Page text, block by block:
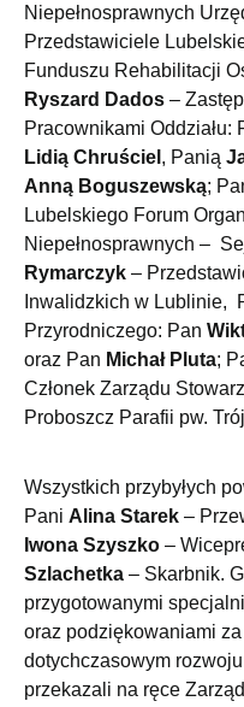
Niepełnosprawnych
Przedstawiciele
Funduszu Rehabilitacji
Ryszard Dados –
Pracownikami Oddziału:
Lidią Chruściel , Panią
Anną Boguszewską;
Lubelskiego Forum
Niepełnosprawnych –
Rymarczyk –
Inwalidzkich w Lublinie,
Przyrodniczego: Pan
oraz Pan Michał Pluta;
Członek Zarządu
Proboszcz Parafii pw.
Wszystkich przybyłych
Pani Alina Starek –
Iwona Szyszko –
Szlachetka – Skarbnik.
przygotowanymi
oraz podziękowaniami
dotychczasowym
przekazali na ręce